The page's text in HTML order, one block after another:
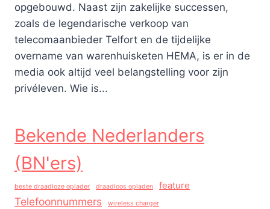
opgebouwd. Naast zijn zakelijke successen,
zoals de legendarische verkoop van
telecomaanbieder Telfort en de tijdelijke
overname van warenhuisketen HEMA, is er in de
media ook altijd veel belangstelling voor zijn
privéleven. Wie is...
Bekende Nederlanders
(BN'ers)
beste draadloze oplader draadloos opladen feature
Telefoonnummers wireless charger